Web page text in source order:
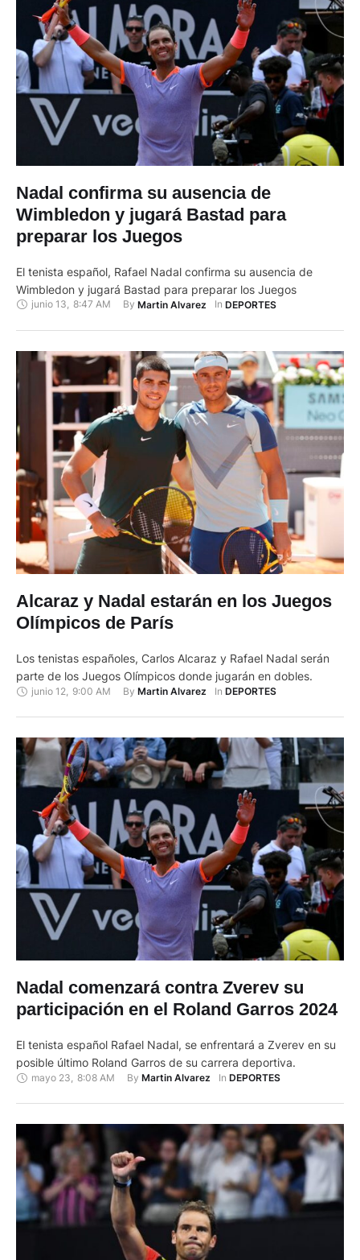
Nadal confirma su ausencia de
Wimbledon y jugará Bastad para
preparar los Juegos
El tenista español, Rafael Nadal confirma su ausencia de
Wimbledon y jugará Bastad para preparar los Juegos
junio 13, 8:47 AM By Martin Alvarez In DEPORTES
Alcaraz y Nadal estarán en los Juegos
Olímpicos de París
Los tenistas españoles, Carlos Alcaraz y Rafael Nadal serán
parte de los Juegos Olímpicos donde jugarán en dobles.
junio 12 9:00 AM By Martin Alvarez In DEPORTES
Nadal comenzará contra Zverev su
participación en el Roland Garros 2024
El tenista español Rafael Nadal, se enfrentará a Zverev en su
posible último Roland Garros de su carrera deportiva.
mayo 23 8:08 AM By Martin Alvarez In DEPORTES